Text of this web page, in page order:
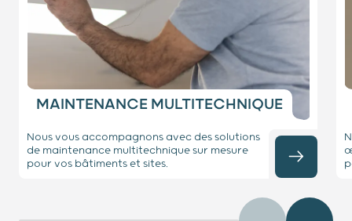
MAINTENANCE MULTITECHNIQUE
Nous vous accompagnons avec des solutions
de maintenance multitechnique sur mesure
pour vos bâtiments et sites.